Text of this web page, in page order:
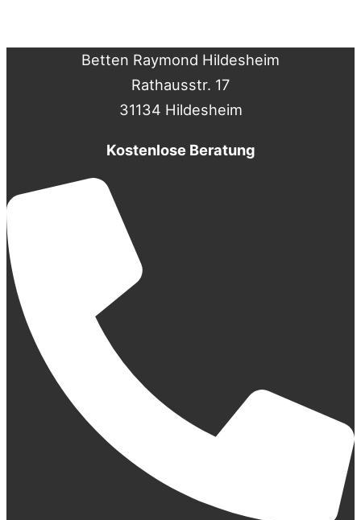
Betten Raymond Hildesheim
Rathausstr. 17
31134 Hildesheim
Kostenlose Beratung